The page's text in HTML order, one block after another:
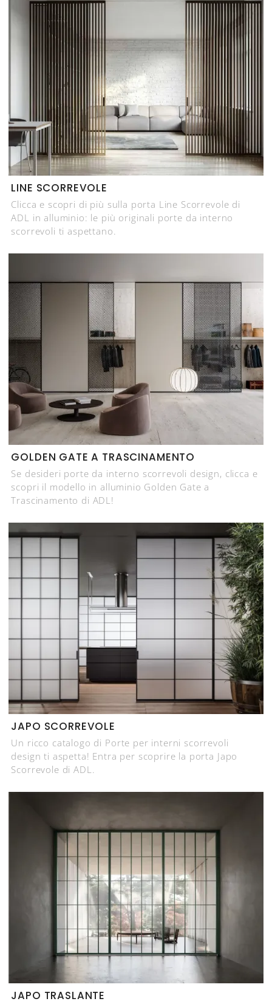
LINE SCORREVOLE
Clicca e scopri di più sulla porta Line Scorrevole di
ADL in alluminio: le più originali porte da interno
scorrevoli ti aspettano.
GOLDEN GATE A TRASCINAMENTO
Se desideri porte da interno scorrevoli design, clicca e
scopri il modello in alluminio Golden Gate a
Trascinamento di ADL!
JAPO SCORREVOLE
Un ricco catalogo di Porte per interni scorrevoli
design ti aspetta! Entra per scoprire la porta Japo
Scorrevole di ADL.
JAPO TRASLANTE